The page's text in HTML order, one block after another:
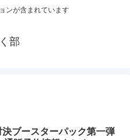
ンが含まれています
部
決ブースターパック第一弾